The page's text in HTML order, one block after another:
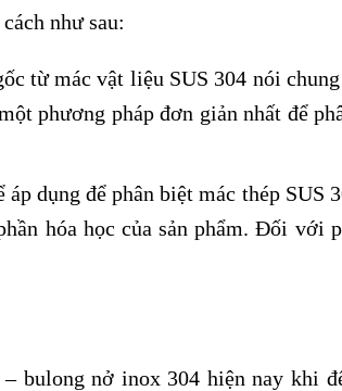
như sau:
từ mác vật liệu SUS 304 nói
phương pháp đơn giản nhất để
dụng để phân biệt mác thép SUS
hóa học của sản phẩm. Đối với
bulong nở inox 304 hiện nay khi